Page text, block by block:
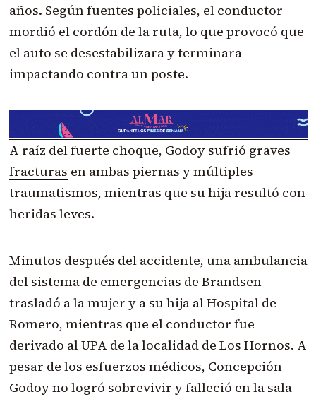
años. Según fuentes policiales, el conductor
mordió el cordón de la ruta, lo que provocó que
el auto se desestabilizara y terminara
impactando contra un poste.
A raíz del fuerte choque, Godoy sufrió graves
fracturas en ambas piernas y múltiples
traumatismos, mientras que su hija resultó con
heridas leves.
Minutos después del accidente, una ambulancia
del sistema de emergencias de Brandsen
trasladó a la mujer y a su hija al Hospital de
Romero, mientras que el conductor fue
derivado al UPA de la localidad de Los Hornos. A
pesar de los esfuerzos médicos, Concepción
Godoy no logró sobrevivir y falleció en la sala